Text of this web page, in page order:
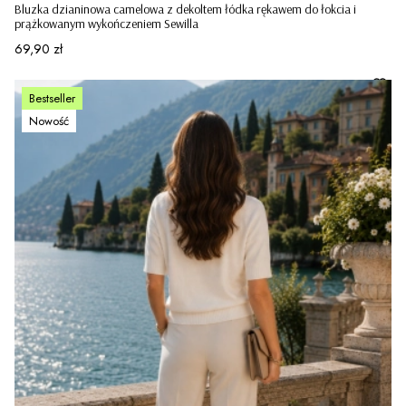
Bluzka dzianinowa camelowa z dekoltem łódka rękawem do łokcia i
prążkowanym wykończeniem Sewilla
Cena
69,90 zł
Bestseller
Nowość